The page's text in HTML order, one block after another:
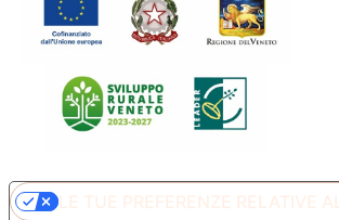
LE TUE PREFERENZE RELATIVE